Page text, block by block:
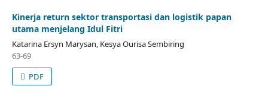
Kinerja return sektor transportasi dan logistik papan
utama menjelang Idul Fitri
Katarina Ersyn Marysan, Kesya Ourisa Sembiring
63-69
PDF